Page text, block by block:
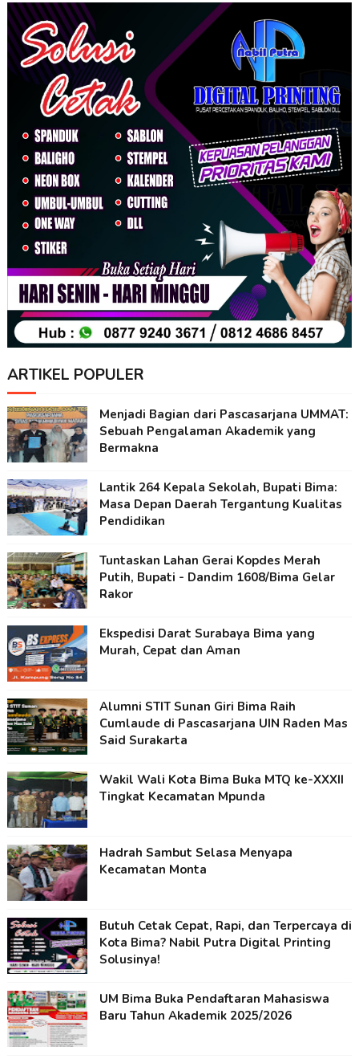
ARTIKEL POPULER
Menjadi Bagian dari Pascasarjana UMMAT:
Sebuah Pengalaman Akademik yang
Bermakna
Lantik 264 Kepala Sekolah, Bupati Bima:
Masa Depan Daerah Tergantung Kualitas
Pendidikan
Tuntaskan Lahan Gerai Kopdes Merah
Putih, Bupati - Dandim 1608/Bima Gelar
Rakor
Ekspedisi Darat Surabaya Bima yang
Murah, Cepat dan Aman
Alumni STIT Sunan Giri Bima Raih
Cumlaude di Pascasarjana UIN Raden Mas
Said Surakarta
Wakil Wali Kota Bima Buka MTQ ke-XXXII
Tingkat Kecamatan Mpunda
Hadrah Sambut Selasa Menyapa
Kecamatan Monta
Butuh Cetak Cepat, Rapi, dan Terpercaya di
Kota Bima? Nabil Putra Digital Printing
Solusinya!
UM Bima Buka Pendaftaran Mahasiswa
Baru Tahun Akademik 2025/2026